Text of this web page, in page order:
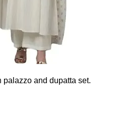
and dupatta set.